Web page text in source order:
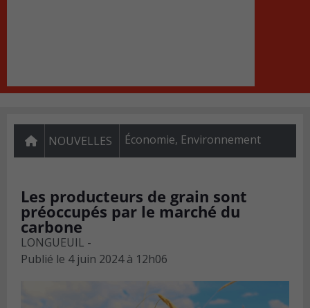
NOUVELLES Économie, Environnement
Les producteurs de grain sont
préoccupés par le marché du
carbone
LONGUEUIL -
Publié le 4 juin 2024 à 12h06